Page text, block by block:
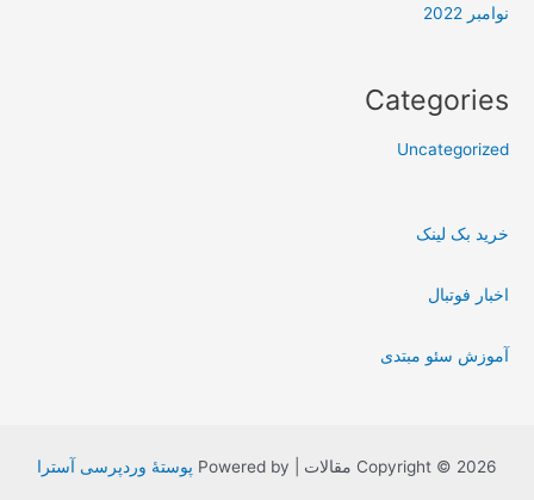
نوامبر 2022
Categories
Uncategorized
خرید بک لینک
اخبار فوتبال
آموزش سئو مبتدی
Copyright © 2026 مقالات | Powered by پوستهٔ وردپرسی آسترا